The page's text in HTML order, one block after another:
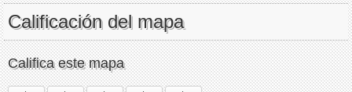
Calificación del mapa
Califica este mapa